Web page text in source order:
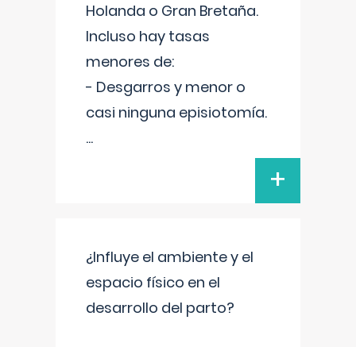
Holanda o Gran Bretaña.
Incluso hay tasas
menores de:
- Desgarros y menor o
casi ninguna episiotomía.
...
+
¿Influye el ambiente y el
espacio físico en el
desarrollo del parto?